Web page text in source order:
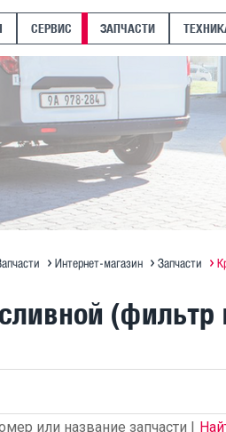
СЕРВИС ЗАПЧАСТИ
Интернет-магазин Запчасти
(фильтр
или название запчасти |